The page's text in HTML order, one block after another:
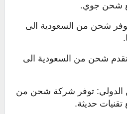
مع شحن جوي.
شحن من السعودية الى
تقدم شحن من السعودية الى
الدولي: توفر شركة شحن من
تقنيات حديثة.